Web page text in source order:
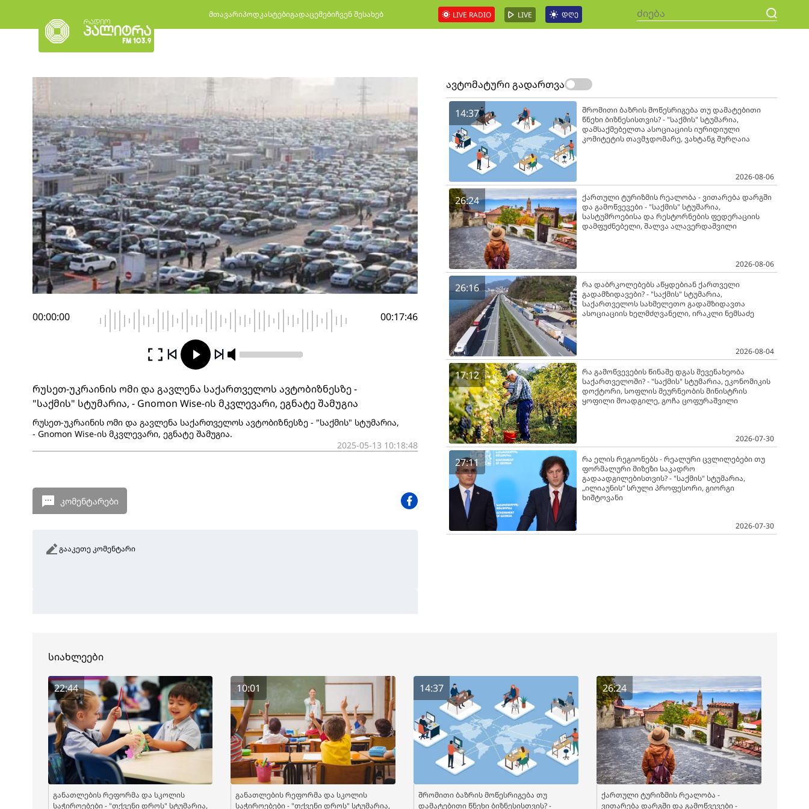
მთავარიპოდკასტებიგადაცემებიჩვენ შესახებ LIVE RADIO LIVE დღე
00:00:00 00:17:46
რუსეთ-უკრაინის ომი და გავლენა საქართველოს ავტობიზნესზე -
"საქმის" სტუმარია, - Gnomon Wise-ის მკვლევარი, ეგნატე შამუგია
რუსეთ-უკრაინის ომი და გავლენა საქართველოს ავტობიზნესზე - "საქმის" სტუმარია,
- Gnomon Wise-ის მკვლევარი, ეგნატე შამუგია.
2025-05-13 10:18:48
კომენტარები
გააკეთე კომენტარი
ავტომატური გადართვა
14:37
შრომითი ბაზრის მოწესრიგება თუ დამატებითი
წნეხი ბიზნესისთვის? - "საქმის" სტუმარია,
დამსაქმებელთა ასოციაციის იურიდიული
კომიტეტის თავმჯდომარე, ვახტანგ შურღაია
2026-08-06
26:24
ქართული ტურიზმის რეალობა - ვითარება დარგში
და გამოწვევები - "საქმის" სტუმარია,
სასტუმროებისა და რესტორნების ფედერაციის
დამფუძნებელი, შალვა ალავერდაშვილი
2026-08-06
26:16
რა დაბრკოლებებს აწყდებიან ქართველი
გადამზიდავები? - "საქმის" სტუმარია,
საქართველოს სახმელეთო გადამზიდავთა
ასოციაციის ხელმძღვანელი, ირაკლი ნემსაძე
2026-08-04
17:12
რა გამოწვევების წინაშე დგას მევენახეობა
საქართველოში? - "საქმის" სტუმარია, ეკონომიკის
დოქტორი, სოფლის მეურნეობის მინისტრის
ყოფილი მოადგილე, გოჩა ცოფურაშვილი
2026-07-30
27:11
რა ელის რეგიონებს - რეალური ცვლილებები თუ
ფორმალური მიზეზი საკადრო
გადაადგილებისთვის? - "საქმის" სტუმარია,
„ილიაუნის“ სრული პროფესორი, გიორგი
ხიშტოვანი
2026-07-30
სიახლეები
22:44
განათლების რეფორმა და სკოლის
საჭიროებები - "თქვენი დროს" სტუმარია,
10:01
განათლების რეფორმა და სკოლის
საჭიროებები - "თქვენი დროს" სტუმარია,
14:37
შრომითი ბაზრის მოწესრიგება თუ
დამატებითი წნეხი ბიზნესისთვის? -
26:24
ქართული ტურიზმის რეალობა -
ვითარება დარგში და გამოწვევები -